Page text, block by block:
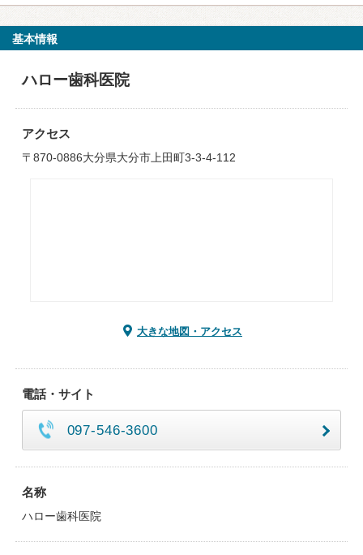
基本情報
ハロー歯科医院
アクセス
〒870-0886大分県大分市上田町3-3-4-112
大きな地図・アクセス
電話・サイト
097-546-3600
名称
ハロー歯科医院